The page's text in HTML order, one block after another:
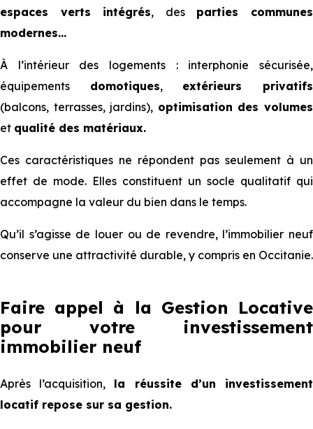
espaces verts intégrés, des parties communes
modernes...
À l’intérieur des logements : interphonie sécurisée,
équipements domotiques, extérieurs privatifs
(balcons, terrasses, jardins), optimisation des volumes
et qualité des matériaux.
Ces caractéristiques ne répondent pas seulement à un
effet de mode. Elles constituent un socle qualitatif qui
accompagne la valeur du bien dans le temps.
Qu’il s’agisse de louer ou de revendre, l’immobilier neuf
conserve une attractivité durable, y compris en Occitanie.
Faire appel à la Gestion Locative
pour votre investissement
immobilier neuf
Après l’acquisition, la réussite d’un investissement
locatif repose sur sa gestion.